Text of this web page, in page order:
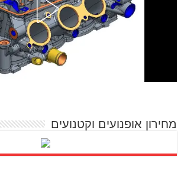
מחירון אופנועים וקטנועים